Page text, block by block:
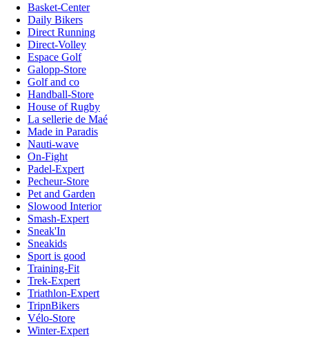
Basket-Center
Daily Bikers
Direct Running
Direct-Volley
Espace Golf
Galopp-Store
Golf and co
Handball-Store
House of Rugby
La sellerie de Maé
Made in Paradis
Nauti-wave
On-Fight
Padel-Expert
Pecheur-Store
Pet and Garden
Slowood Interior
Smash-Expert
Sneak'In
Sneakids
Sport is good
Training-Fit
Trek-Expert
Triathlon-Expert
TripnBikers
Vélo-Store
Winter-Expert